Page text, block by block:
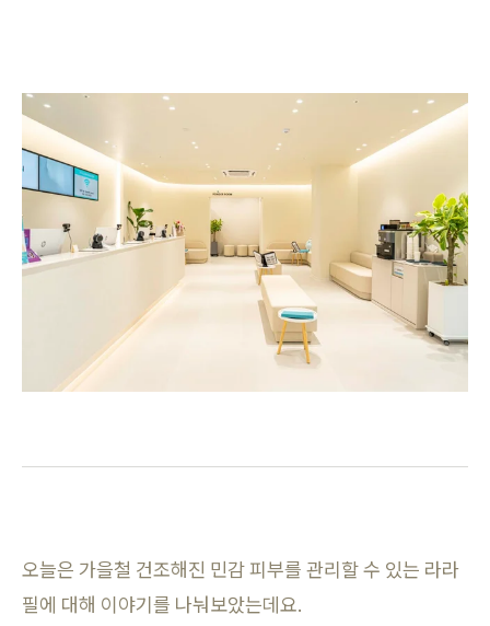
오늘은 가을철 건조해진 민감 피부를 관리할 수 있는 라라
필에 대해 이야기를 나눠보았는데요.